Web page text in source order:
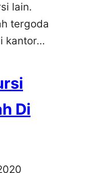
lain.
tergoda
kantor…
Di